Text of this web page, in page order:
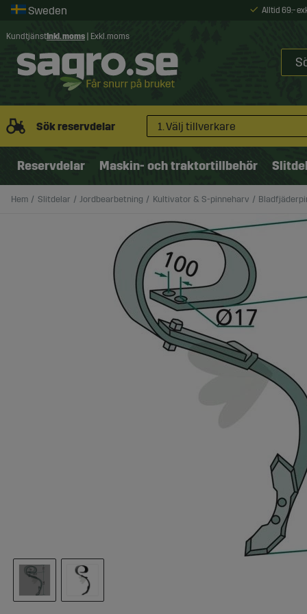
Alltid 69:-
Kundtjänst Inkl. moms Exkl. moms
Sök reservdelar 1. Välj tillverkare
Reservdelar Maskin- och traktortillbehör
Hem Slitdelar Jordbearbetning Kultivator & S-pinneharv